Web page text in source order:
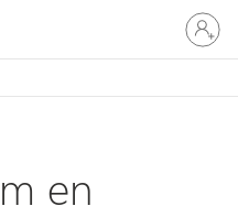
Iniciar
sesión
en
cuenta
en